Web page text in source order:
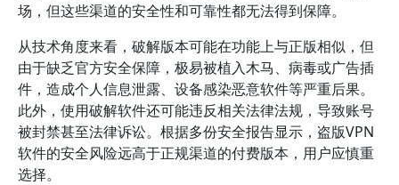
场，但这些渠道的安全性和可靠性都无法得到保障。
从技术角度来看，破解版本可能在功能上与正版相似，但
由于缺乏官方安全保障，极易被植入木马、病毒或广告插
件，造成个人信息泄露、设备感染恶意软件等严重后果。
此外，使用破解软件还可能违反相关法律法规，导致账号
被封禁甚至法律诉讼。根据多份安全报告显示，盗版VPN
软件的安全风险远高于正规渠道的付费版本，用户应慎重
选择。